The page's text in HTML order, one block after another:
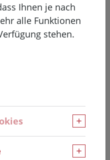
Ihnen je nach
alle Funktionen
stehen.